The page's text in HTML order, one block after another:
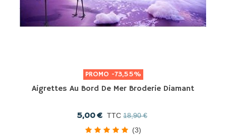
PROMO -73,55%
Aigrettes Au Bord De Mer Broderie Diamant
5,00 € TTC 18,90 €
(3)